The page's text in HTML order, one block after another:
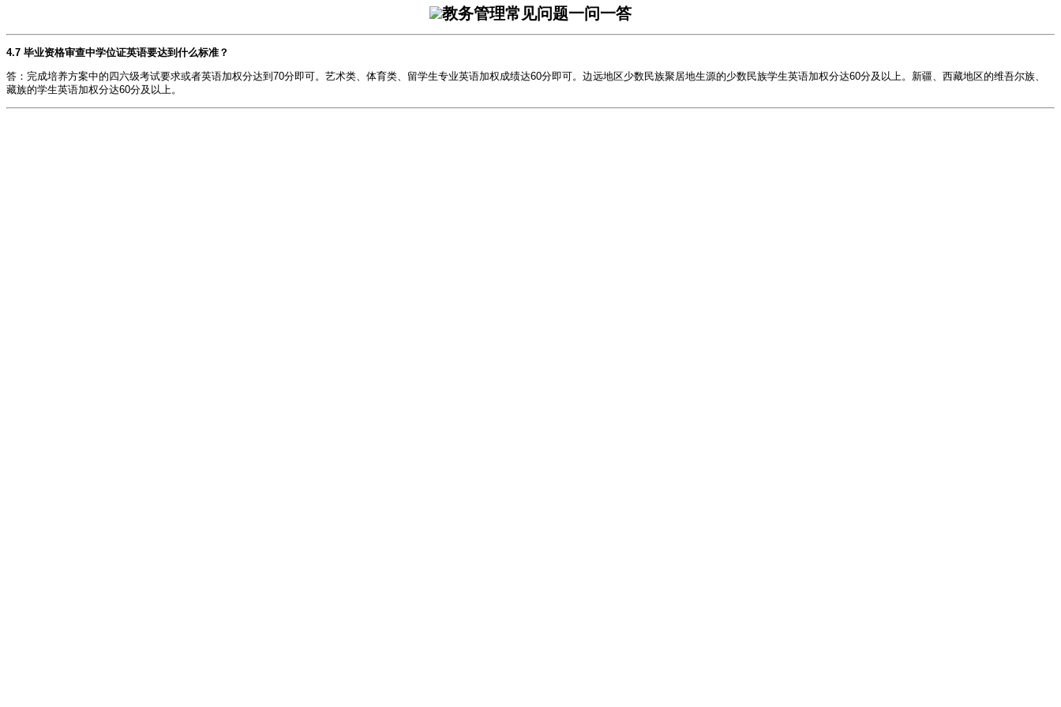
教务管理常见问题一问一答
4.7 毕业资格审查中学位证英语要达到什么标准？
答：完成培养方案中的四六级考试要求或者英语加权分达到70分即可。艺术类、体育类、留学生专业英语加权成绩达60分即可。边远地区少数民族聚居地生源的少数民族学生英语加权分达60分及以上。新疆、西藏地区的维吾尔族、
藏族的学生英语加权分达60分及以上。